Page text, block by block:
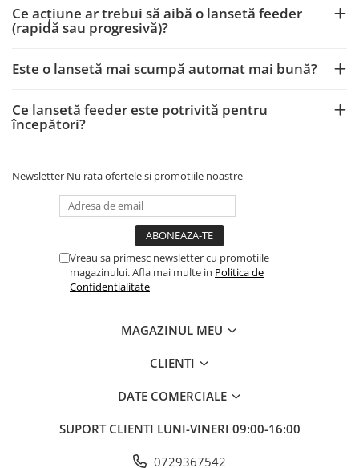
Ce acțiune ar trebui să aibă o lansetă feeder
(rapidă sau progresivă)?
Este o lansetă mai scumpă automat mai bună?
Ce lansetă feeder este potrivită pentru
începători?
Newsletter Nu rata ofertele si promotiile noastre
Vreau sa primesc newsletter cu promotiile
magazinului. Afla mai multe in Politica de
Confidentialitate
MAGAZINUL MEU
CLIENTI
DATE COMERCIALE
SUPORT CLIENTI LUNI-VINERI 09:00-16:00
0729367542